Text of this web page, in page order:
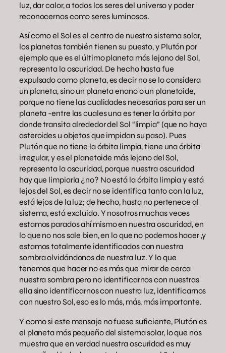
luz, dar calor, a todos los seres del universo y poder
reconocernos como seres luminosos.
Así como el Sol es el centro de nuestro sistema solar,
los planetas también tienen su puesto, y Plutón por
ejemplo que es el último planeta más lejano del Sol,
representa la oscuridad. De hecho hasta fue
expulsado como planeta, es decir no se lo considera
un planeta, sino un planeta enano o un planetoide,
porque no tiene las cualidades necesarias para ser un
planeta -entre las cuales una es tener la órbita por
donde transita alrededor del Sol “limpia” (que no haya
asteroides u objetos que impidan su paso). Pues
Plutón que no tiene la órbita limpia, tiene una órbita
irregular, y es el planetoide más lejano del Sol,
representa la oscuridad, porque nuestra oscuridad
hay que limpiarla ¿no? No está la órbita limpia y está
lejos del Sol, es decir no se identifica tanto con la luz,
está lejos de la luz; de hecho, hasta no pertenece al
sistema, está excluido. Y nosotros muchas veces
estamos parados ahí mismo en nuestra oscuridad, en
lo que no nos sale bien, en lo que no podemos hacer ,y
estamos totalmente identificados con nuestra
sombra olvidándonos de nuestra luz. Y lo que
tenemos que hacer no es más que mirar de cerca
nuestra sombra pero no identificarnos con nuestras
ella sino identificarnos con nuestra luz, identificarnos
con nuestro Sol, eso es lo más, más, más importante.
Y como si este mensaje no fuese suficiente, Plutón es
el planeta más pequeño del sistema solar, lo que nos
muestra que en verdad nuestra oscuridad es muy